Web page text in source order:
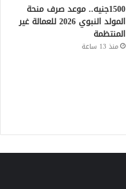
1500جنيه.. موعد صرف منحة
المولد النبوي 2026 للعمالة غير
المنتظمة
منذ 13 ساعة